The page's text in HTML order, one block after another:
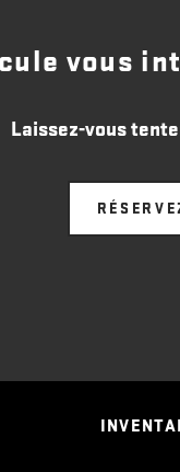
vous
Laissez-vous